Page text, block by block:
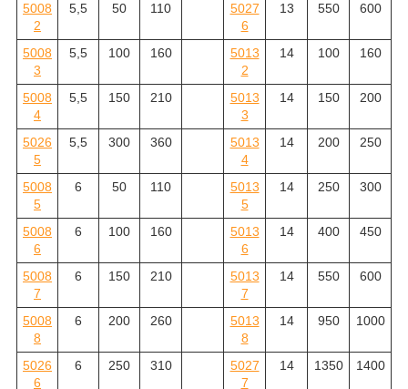
5008
2
5,5 50 110
5027
6
13 550 600
5008
3
5,5 100 160
5013
2
14 100 160
5008
4
5,5 150 210
5013
3
14 150 200
5026
5
5,5 300 360
5013
4
14 200 250
5008
5
6 50 110
5013
5
14 250 300
5008
6
6 100 160
5013
6
14 400 450
5008
7
6 150 210
5013
7
14 550 600
5008
8
6 200 260
5013
8
14 950 1000
5026
6
6 250 310
5027
7
14 1350 1400